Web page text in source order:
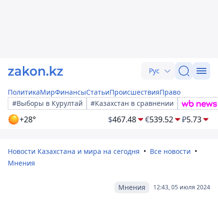
Рус
ПолитикаМирФинансыСтатьиПроисшествияПраво
#Выборы в Курултай
#Казахстан в сравнении
+28° $467.48 €539.52 ₽5.73
Новости Казахстана и мира на сегодня
Все новости
Мнения
12:43, 05 июля 2024
Мнения